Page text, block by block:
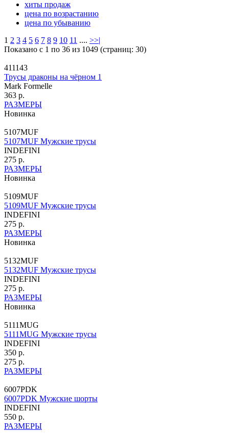
хиты продаж
цена по возрастанию
цена по убыванию
1 2 3 4 5 6 7 8 9 10 11 .... >>|
Показано с 1 по 36 из 1049 (страниц: 30)
411143
Трусы драконы на чёрном 1
Mark Formelle
363 р.
РАЗМЕРЫ
Новинка
5107MUF
5107MUF Мужские трусы
INDEFINI
275 р.
РАЗМЕРЫ
Новинка
5109MUF
5109MUF Мужские трусы
INDEFINI
275 р.
РАЗМЕРЫ
Новинка
5132MUF
5132MUF Мужские трусы
INDEFINI
275 р.
РАЗМЕРЫ
Новинка
5111MUG
5111MUG Мужские трусы
INDEFINI
350 р.
275 р.
РАЗМЕРЫ
6007PDK
6007PDK Мужские шорты
INDEFINI
550 р.
РАЗМЕРЫ